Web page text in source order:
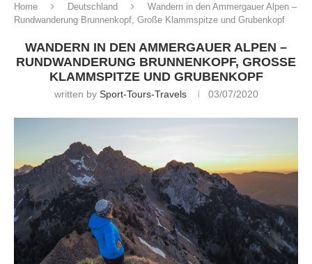
Home Deutschland
Wandern in den Ammergauer Alpen –
Rundwanderung Brunnenkopf, Große Klammspitze und Grubenkopf
WANDERN IN DEN AMMERGAUER ALPEN –
RUNDWANDERUNG BRUNNENKOPF, GROSSE K
LAMMSPITZE UND GRUBENKOPF
written by Sport-Tours-Travels 03/07/2020